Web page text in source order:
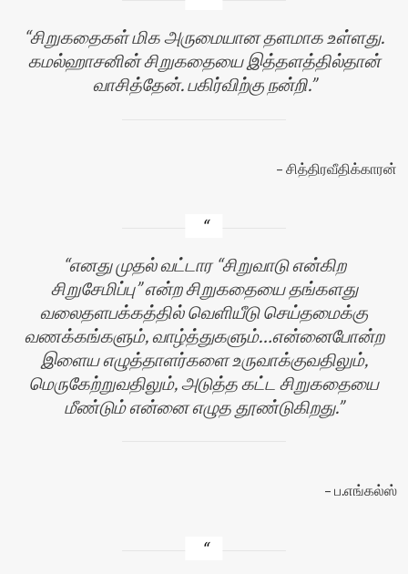
சிறுகதைகள் மிக அருமையான தளமாக உள்ளது.
கமல்ஹாசனின் சிறுகதையை இத்தளத்தில்தான்
வாசித்தேன். பகிர்விற்கு நன்றி.
சித்திரவீதிக்காரன்
எனது முதல் வட்டார “சிறுவாடு என்கிற
சிறுசேமிப்பு” என்ற சிறுகதையை தங்களது
வலைதளபக்கத்தில் வெளியீடு செய்தமைக்கு
வணக்கங்களும், வாழ்த்துகளும்…என்னைபோன்ற
இளைய எழுத்தாளர்களை உருவாக்குவதிலும்,
மெருகேற்றுவதிலும், அடுத்த கட்ட சிறுகதையை
மீண்டும் என்னை எழுத தூண்டுகிறது.
ப.எங்கல்ஸ்